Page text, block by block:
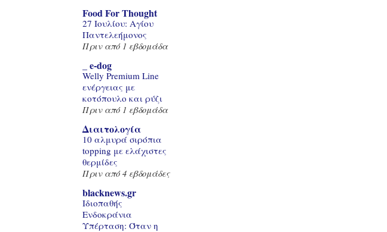
Food For Thought
27 Ιουλίου: Αγίου
Παντελεήμονος
Πριν από 1 εβδομάδα
_ e-dog
Welly Premium Line
ενέργειας με
κοτόπουλο και ρύζι
Πριν από 1 εβδομάδα
Διαιτολογία
10 αλμυρά σιρόπια
topping με ελάχιστες
θερμίδες
Πριν από 4 εβδομάδες
blacknews.gr
Ιδιοπαθής
Ενδοκράνια
Υπέρταση: Όταν η